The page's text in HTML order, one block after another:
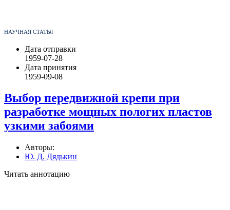
НАУЧНАЯ СТАТЬЯ
Дата отправки
1959-07-28
Дата принятия
1959-09-08
Выбор передвижной крепи при
разработке мощных пологих пластов
узкими забоями
Авторы:
Ю. Д. Дядькин
Читать аннотацию